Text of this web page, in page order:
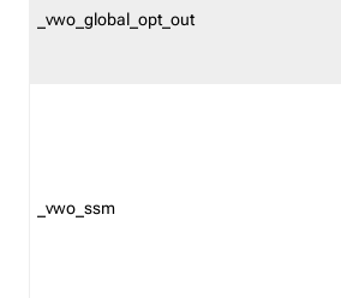
_vwo_global_opt_out
_vwo_ssm